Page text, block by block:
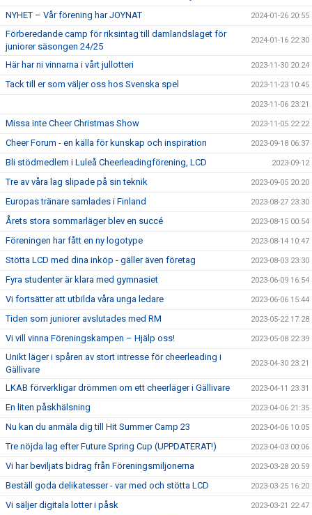
NYHET – Vår förening har JOYNAT 2024-01-26 20:55
Förberedande camp för riksintag till damlandslaget för
juniorer säsongen 24/25
2024-01-16 22:30
Här har ni vinnarna i vårt jullotteri 2023-11-30 20:24
Tack till er som väljer oss hos Svenska spel 2023-11-23 10:45
2023-11-06 23:21
Missa inte Cheer Christmas Show 2023-11-05 22:22
Cheer Forum - en källa för kunskap och inspiration 2023-09-18 06:37
Bli stödmedlem i Luleå Cheerleadingförening, LCD 2023-09-12
Tre av våra lag slipade på sin teknik 2023-09-05 20:20
Europas tränare samlades i Finland 2023-08-27 23:30
Årets stora sommarläger blev en succé 2023-08-15 00:54
Föreningen har fått en ny logotype 2023-08-14 10:47
Stötta LCD med dina inköp - gäller även företag 2023-08-03 23:30
Fyra studenter är klara med gymnasiet 2023-06-09 16:54
Vi fortsätter att utbilda våra unga ledare 2023-06-06 15:44
Tiden som juniorer avslutades med RM 2023-05-22 17:28
Vi vill vinna Föreningskampen – Hjälp oss! 2023-05-08 22:39
Unikt läger i spåren av stort intresse för cheerleading i
Gällivare
2023-04-30 23:21
LKAB förverkligar drömmen om ett cheerläger i Gällivare 2023-04-11 23:31
En liten påskhälsning 2023-04-06 21:35
Nu kan du anmäla dig till Hit Summer Camp 23 2023-04-06 10:05
Tre nöjda lag efter Future Spring Cup (UPPDATERAT!) 2023-04-03 00:06
Vi har beviljats bidrag från Föreningsmiljonerna 2023-03-28 20:59
Beställ goda delikatesser - var med och stötta LCD 2023-03-25 16:20
Vi säljer digitala lotter i påsk 2023-03-21 22:47